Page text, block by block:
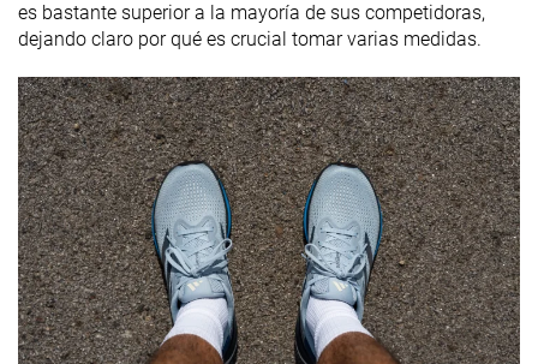
es bastante superior a la mayoría de sus competidoras,
dejando claro por qué es crucial tomar varias medidas.